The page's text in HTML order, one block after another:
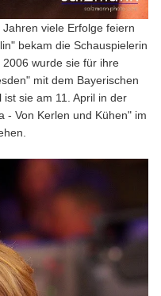
viele Erfolge feiern
bekam die Schauspielerin
wurde sie für ihre
mit dem Bayerischen
sie am 11. April in der
- Von Kerlen und Kühen" im